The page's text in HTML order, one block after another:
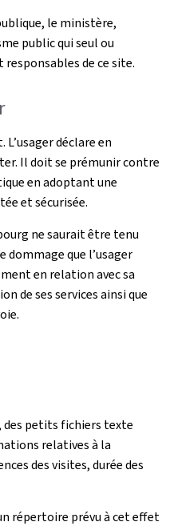
le ministère,
public qui seul ou
de ce site.
déclare en
Il doit se prémunir contre
en adoptant une
et sécurisée.
ne saurait être tenu
dommage que l’usager
en relation avec sa
de ses services ainsi que
des petits fichiers texte
relatives à la
des visites, durée des
répertoire prévu à cet effet